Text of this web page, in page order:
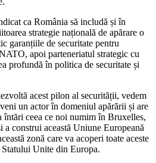
ca România să includă și în
strategie națională de apărare o
garanțiile de securitate pentru
apoi parteneriatul strategic cu
profundă în politica de securitate și
acest pilon al securității, vedem
un actor în domeniul apărării și are
întări ceea ce noi numim în Bruxelles,
construi această Uniune Europeană
zonă care va acoperi toate aceste
Statului Unite din Europa.